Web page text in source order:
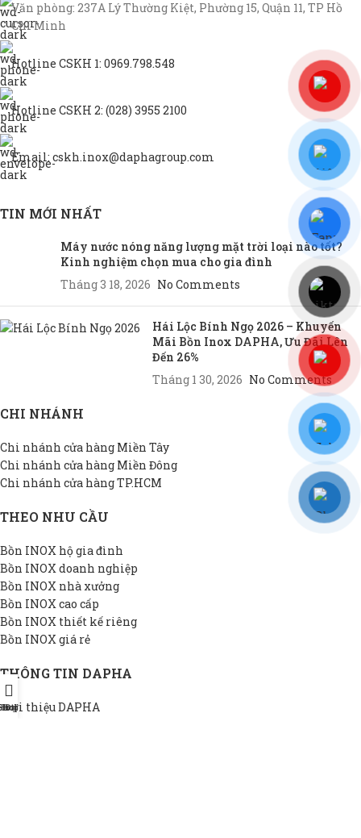
Văn phòng: 237A Lý Thường Kiệt, Phường 15, Quận 11, TP Hồ
Chí Minh
Hotline CSKH 1: 0969.798.548
Hotline CSKH 2: (028) 3955 2100
Email: cskh.inox@daphagroup.com
TIN MỚI NHẤT
Máy nước nóng năng lượng mặt trời loại nào tốt?
Kinh nghiệm chọn mua cho gia đình
Tháng 3 18, 2026 No Comments
Hái Lộc Bính Ngọ 2026 – Khuyến
Mãi Bồn Inox DAPHA, Ưu Đãi Lên
Đến 26%
Tháng 1 30, 2026 No Comments
CHI NHÁNH
Chi nhánh cửa hàng Miền Tây
Chi nhánh cửa hàng Miền Đông
Chi nhánh cửa hàng TP.HCM
THEO NHU CẦU
Bồn INOX hộ gia đình
Bồn INOX doanh nghiệp
Bồn INOX nhà xưởng
Bồn INOX cao cấp
Bồn INOX thiết kế riêng
Bồn INOX giá rẻ
THÔNG TIN DAPHA
Giới thiệu DAPHA
Đại lý